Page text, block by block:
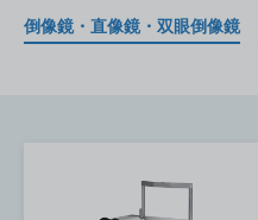
倒像鏡・直像鏡・双眼倒像鏡